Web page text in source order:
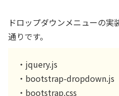
ドロップダウンメニューの
通りです。
・jquery.js
・bootstrap-dropdown.js
・bootstrap.css